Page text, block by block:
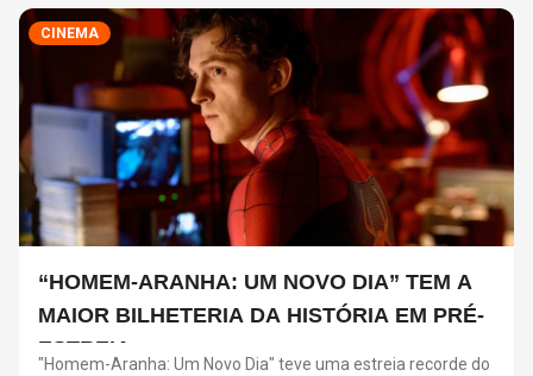
CINEMA
“HOMEM-ARANHA: UM NOVO DIA” TEM A
MAIOR BILHETERIA DA HISTÓRIA EM PRÉ-
ESTREIA
"Homem-Aranha: Um Novo Dia" teve uma estreia recorde do